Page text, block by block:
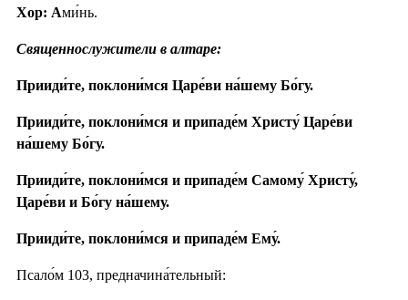
Хор: Ами́нь.
Священнослужители в алтаре:
Прииди́те, поклони́мся Царе́ви на́шему Бо́гу.
Прииди́те, поклони́мся и припаде́м Христу́ Царе́ви
на́шему Бо́гу.
Прииди́те, поклони́мся и припаде́м Самому́ Христу́,
Царе́ви и Бо́гу на́шему.
Прииди́те, поклони́мся и припаде́м Ему́.
Псало́м 103, предначина́тельный: